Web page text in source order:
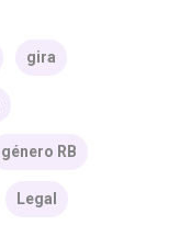
gira
género RB
Legal